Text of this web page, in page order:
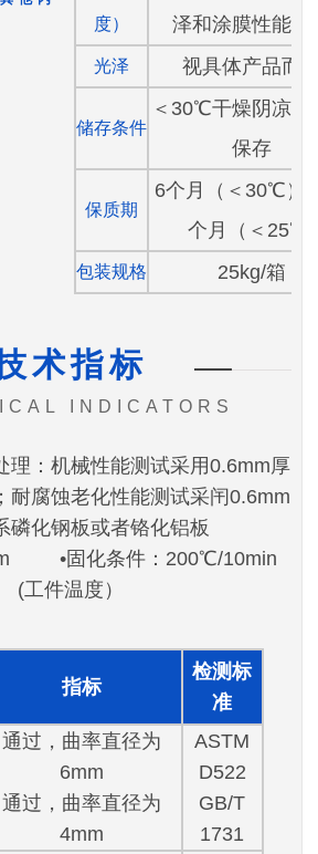
度） 泽和涂膜性能丧
光泽 视具体产品而
储存条件
＜30℃干燥阴凉处
保存
保质期
6个月（＜30℃）
个月（＜25℃)
包装规格 25kg/箱
术指标
INDICATORS
理：机械性能测试采用0.6mm厚
耐腐蚀老化性能测试采闬0.6mm
磷化钢板或者铬化铝板
•固化条件：200℃/10min
(工件温度）
指标
检测标
准
通过，曲率直径为
6mm
通过，曲率直径为
4mm
ASTM
D522
GB/T
1731